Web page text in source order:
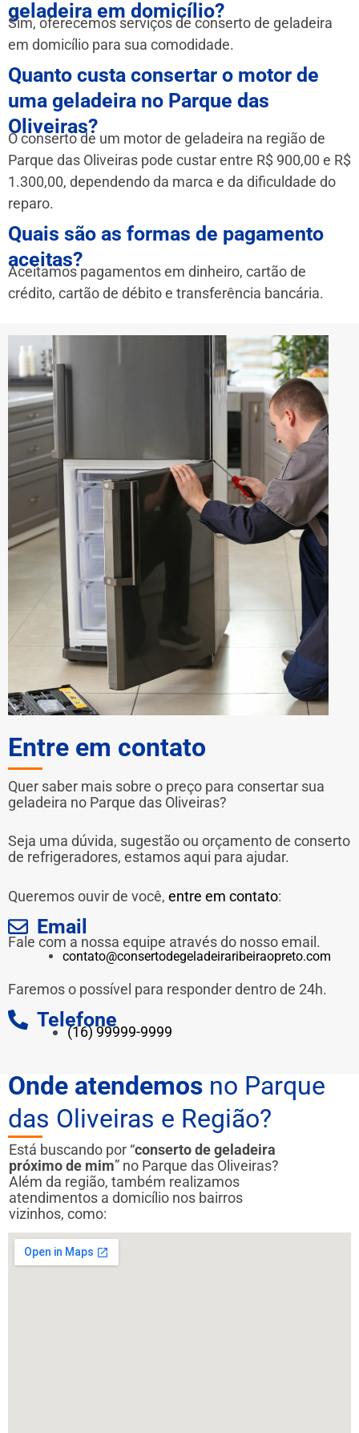
geladeira em domicílio?
Sim, oferecemos serviços de conserto de geladeira
em domicílio para sua comodidade.
Quanto custa consertar o motor de
uma geladeira no Parque das
Oliveiras?
O conserto de um motor de geladeira na região de
Parque das Oliveiras pode custar entre R$ 900,00 e R$
1.300,00, dependendo da marca e da dificuldade do
reparo.
Quais são as formas de pagamento
aceitas?
Aceitamos pagamentos em dinheiro, cartão de
crédito, cartão de débito e transferência bancária.
Entre em contato
Quer saber mais sobre o preço para consertar sua
geladeira no Parque das Oliveiras?
Seja uma dúvida, sugestão ou orçamento de conserto
de refrigeradores, estamos aqui para ajudar.
Queremos ouvir de você, entre em contato:
Email
Fale com a nossa equipe através do nosso email.
contato@consertodegeladeiraribeiraopreto.com
Faremos o possível para responder dentro de 24h.
Telefone
(16) 99999-9999
Onde atendemos no Parque
das Oliveiras e Região?
Está buscando por “conserto de geladeira
próximo de mim” no Parque das Oliveiras?
Além da região, também realizamos
atendimentos a domicílio nos bairros
vizinhos, como: